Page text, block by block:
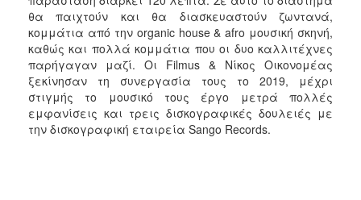
θα παιχτούν και θα διασκευαστούν ζωντανά,
κομμάτια από την organic house & afro μουσική σκηνή,
καθώς και πολλά κομμάτια που οι δυο καλλιτέχνες
παρήγαγαν μαζί. Οι Filmus & Νίκος Οικονομέας
ξεκίνησαν τη συνεργασία τους το 2019, μέχρι
στιγμής το μουσικό τους έργο μετρά πολλές
εμφανίσεις και τρεις δισκογραφικές δουλειές με
την δισκογραφική εταιρεία Sango Records.